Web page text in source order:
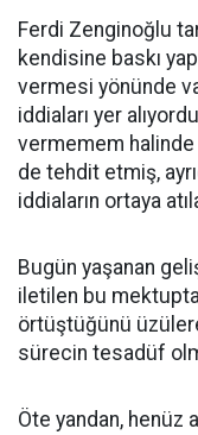
Ferdi Zenginoğlu
kendisine baskı
vermesi yönünde
iddiaları yer
vermemem halinde
de tehdit etmiş,
iddiaların ortaya
Bugün yaşanan
iletilen bu
örtüştüğünü
sürecin tesadüf
Öte yandan, henüz